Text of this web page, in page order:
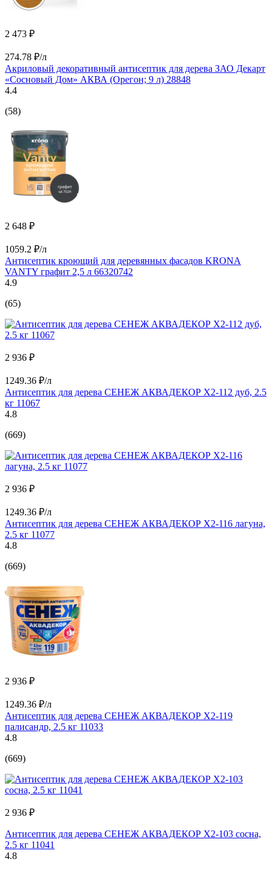
2 473 ₽
274.78 ₽/л
Акриловый декоративный антисептик для дерева ЗАО Декарт
«Сосновый Дом» АКВА (Орегон; 9 л) 28848
4.4
(58)
2 648 ₽
1059.2 ₽/л
Антисептик кроющий для деревянных фасадов KRONA
VANTY графит 2,5 л 66320742
4.9
(65)
2 936 ₽
1249.36 ₽/л
Антисептик для дерева СЕНЕЖ АКВАДЕКОР Х2-112 дуб, 2.5
кг 11067
4.8
(669)
2 936 ₽
1249.36 ₽/л
Антисептик для дерева СЕНЕЖ АКВАДЕКОР Х2-116 лагуна,
2.5 кг 11077
4.8
(669)
2 936 ₽
1249.36 ₽/л
Антисептик для дерева СЕНЕЖ АКВАДЕКОР Х2-119
палисандр, 2.5 кг 11033
4.8
(669)
2 936 ₽
Антисептик для дерева СЕНЕЖ АКВАДЕКОР Х2-103 сосна,
2.5 кг 11041
4.8